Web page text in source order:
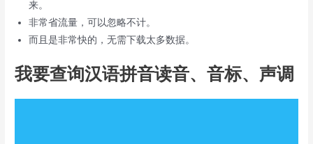
来。
非常省流量，可以忽略不计。
而且是非常快的，无需下载太多数据。
我要查询汉语拼音读音、音标、声调